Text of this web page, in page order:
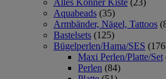
Aquabeads (35)
Armbänder, Nägel, Tattoos
Bastelsets (125)
Bügelperlen/Hama/SES
Maxi Perlen/Platte/Set
Perlen (84)